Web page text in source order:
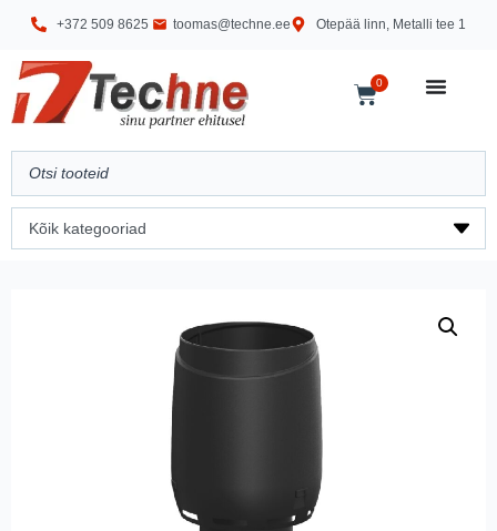
+372 509 8625 toomas@techne.ee Otepää linn, Metalli tee 1
0